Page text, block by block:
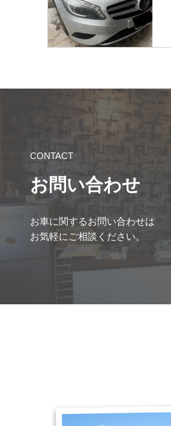
CONTACT
お問い合わせ
お車に関するお問い合わせは
お気軽にご相談ください。